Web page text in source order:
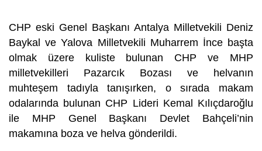
CHP eski Genel Başkanı Antalya Milletvekili Deniz
Baykal ve Yalova Milletvekili Muharrem İnce başta
olmak üzere kuliste bulunan CHP ve MHP
milletvekilleri Pazarcık Bozası ve helvanın
muhteşem tadıyla tanışırken, o sırada makam
odalarında bulunan CHP Lideri Kemal Kılıçdaroğlu
ile MHP Genel Başkanı Devlet Bahçeli’nin
makamına boza ve helva gönderildi.